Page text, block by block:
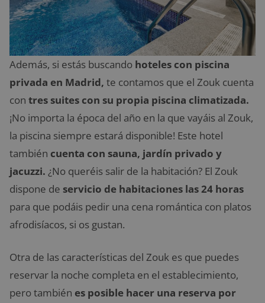
Además, si estás buscando hoteles con piscina
privada en Madrid, te contamos que el Zouk cuenta
con tres suites con su propia piscina climatizada.
¡No importa la época del año en la que vayáis al Zouk,
la piscina siempre estará disponible! Este hotel
también cuenta con sauna, jardín privado y
jacuzzi. ¿No queréis salir de la habitación? El Zouk
dispone de servicio de habitaciones las 24 horas
para que podáis pedir una cena romántica con platos
afrodisíacos, si os gustan.
Otra de las características del Zouk es que puedes
reservar la noche completa en el establecimiento,
pero también es posible hacer una reserva por